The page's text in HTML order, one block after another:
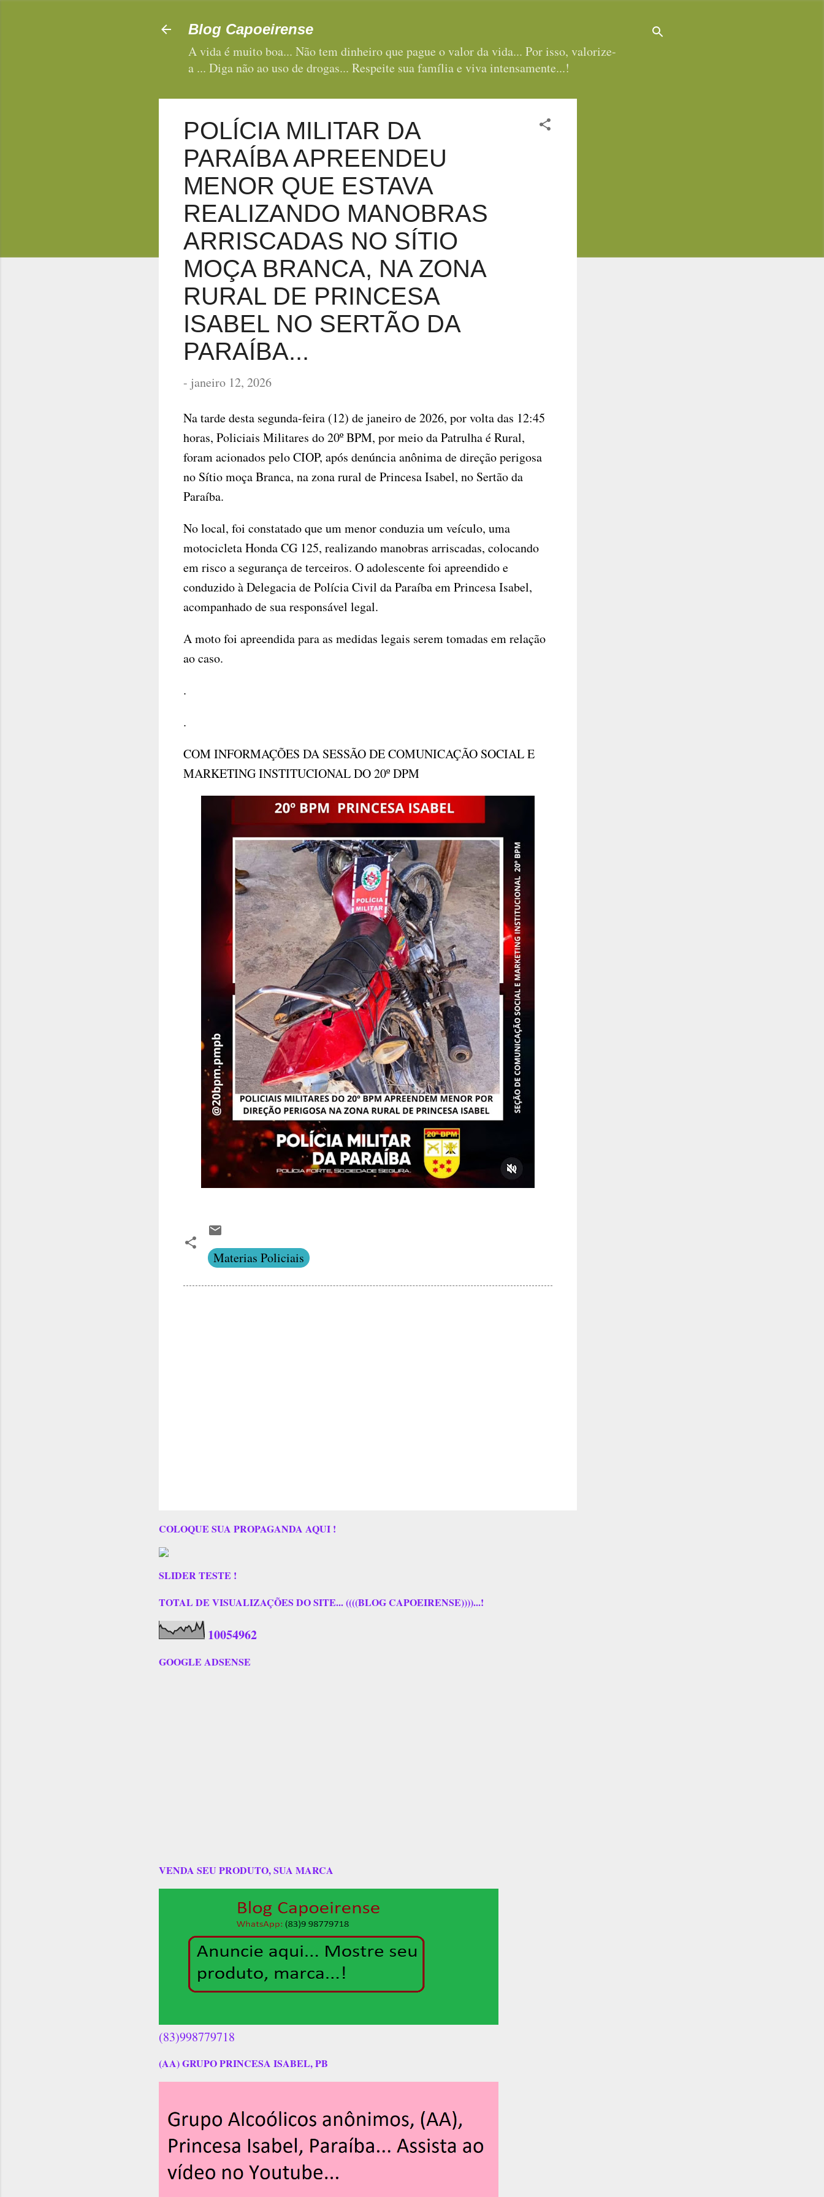
Blog Capoeirense
A vida é muito boa... Não tem dinheiro que pague o valor da vida... Por isso, valorize-
a ... Diga não ao uso de drogas... Respeite sua família e viva intensamente...!
POLÍCIA MILITAR DA
PARAÍBA APREENDEU
MENOR QUE ESTAVA
REALIZANDO MANOBRAS
ARRISCADAS NO SÍTIO
MOÇA BRANCA, NA ZONA
RURAL DE PRINCESA
ISABEL NO SERTÃO DA
PARAÍBA...
- janeiro 12, 2026
Na tarde desta segunda-feira (12) de janeiro de 2026, por volta das 12:45
horas, Policiais Militares do 20º BPM, por meio da Patrulha é Rural,
foram acionados pelo CIOP, após denúncia anônima de direção perigosa
no Sítio moça Branca, na zona rural de Princesa Isabel, no Sertão da
Paraíba.
No local, foi constatado que um menor conduzia um veículo, uma
motocicleta Honda CG 125, realizando manobras arriscadas, colocando
em risco a segurança de terceiros. O adolescente foi apreendido e
conduzido à Delegacia de Polícia Civil da Paraíba em Princesa Isabel,
acompanhado de sua responsável legal.
A moto foi apreendida para as medidas legais serem tomadas em relação
ao caso.
.
.
COM INFORMAÇÕES DA SESSÃO DE COMUNICAÇÃO SOCIAL E
MARKETING INSTITUCIONAL DO 20º DPM
Materias Policiais
COLOQUE SUA PROPAGANDA AQUI !
SLIDER TESTE !
TOTAL DE VISUALIZAÇÕES DO SITE... ((((BLOG CAPOEIRENSE))))...!
10054962
GOOGLE ADSENSE
VENDA SEU PRODUTO, SUA MARCA
(83)998779718
(AA) GRUPO PRINCESA ISABEL, PB